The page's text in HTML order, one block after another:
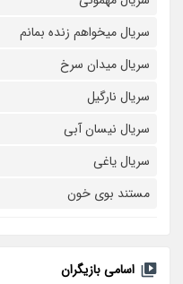
سریال میخواهم زنده بمانم
سریال میدان سرخ
سریال نارگیل
سریال نیسان آبی
سریال یاغی
مستند بوی خون
اسامی بازیگران